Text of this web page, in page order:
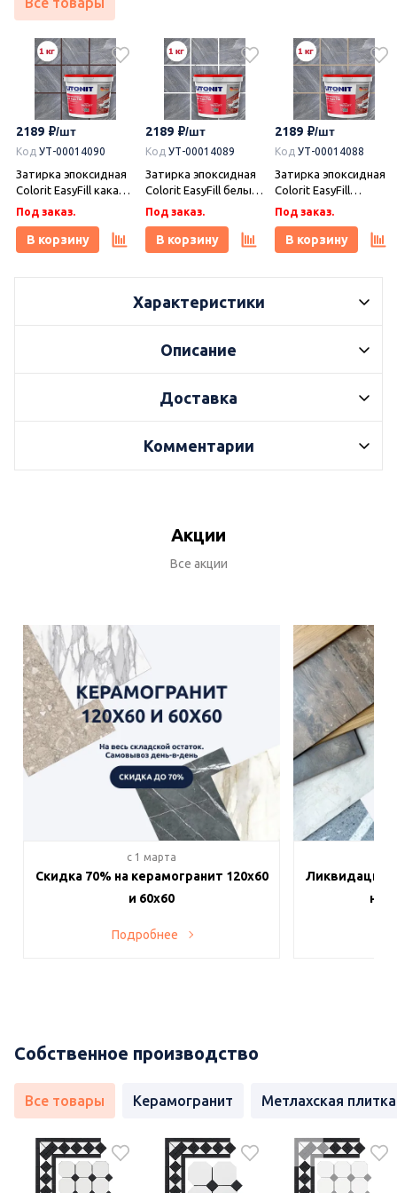
2189
Код УТ-00014090
Затирка эпоксидная
Colorit EasyFill какао 1
кг, Плитонит
Под заказ.
В корзину
2189
Код УТ-00014089
Затирка эпоксидная
Colorit EasyFill белый
1 кг, Плитонит
Под заказ.
В корзину
2189
Код УТ-00014088
Затирка эпоксидная
Colorit EasyFill
бежевый 1 кг,
Плитонит
Под заказ.
В корзину
Характеристики
Описание
Доставка
Комментарии
Акции
Все акции
c 1 марта
Скидка 70% на керамогранит 120х60
и 60х60
Подробнее
Ликвидация
на
Собственное производство
Все товары Керамогранит Метлахская плитка